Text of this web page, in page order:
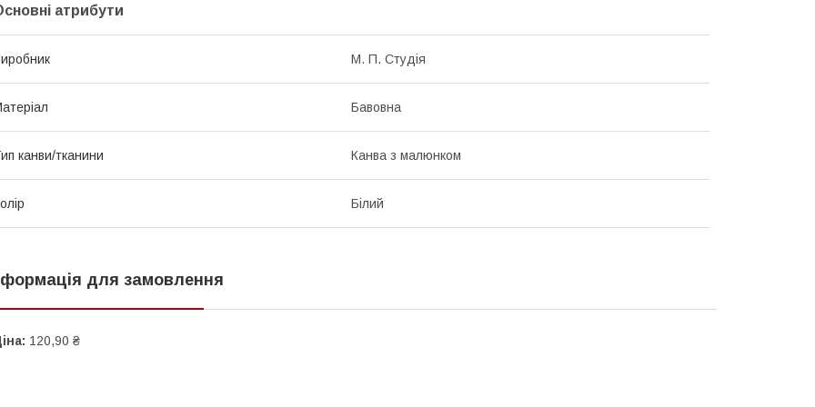
атрибути
М. П. Студія
Бавовна
канви/тканини Канва з малюнком
Білий
для замовлення
120,90 ₴